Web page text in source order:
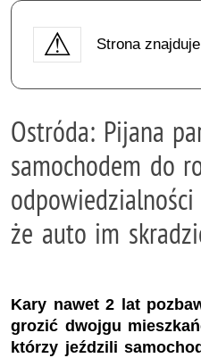
Strona
Ostróda: Pijana
samochodem do
że auto im
Kary nawet 2 lat
grozić dwojgu
którzy jeździli